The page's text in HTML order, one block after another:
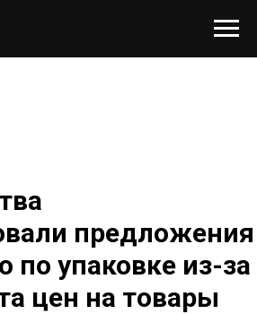
предложения
по упаковке из-за
цен на товары